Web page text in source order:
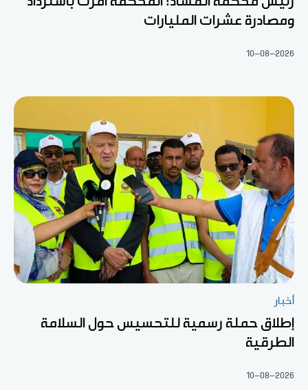
ومصادرة عشرات المليارات
10-08-2026
أخبار
إطلاق حملة رسمية للتحسيس حول السلامة
الطرقية
10-08-2026